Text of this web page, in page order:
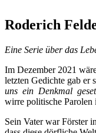
Roderich
Eine Serie über das
Im Dezember 2021
letzten Gedichte gab
uns ein Denkmal
wirre politische Parolen
Sein Vater war Förster